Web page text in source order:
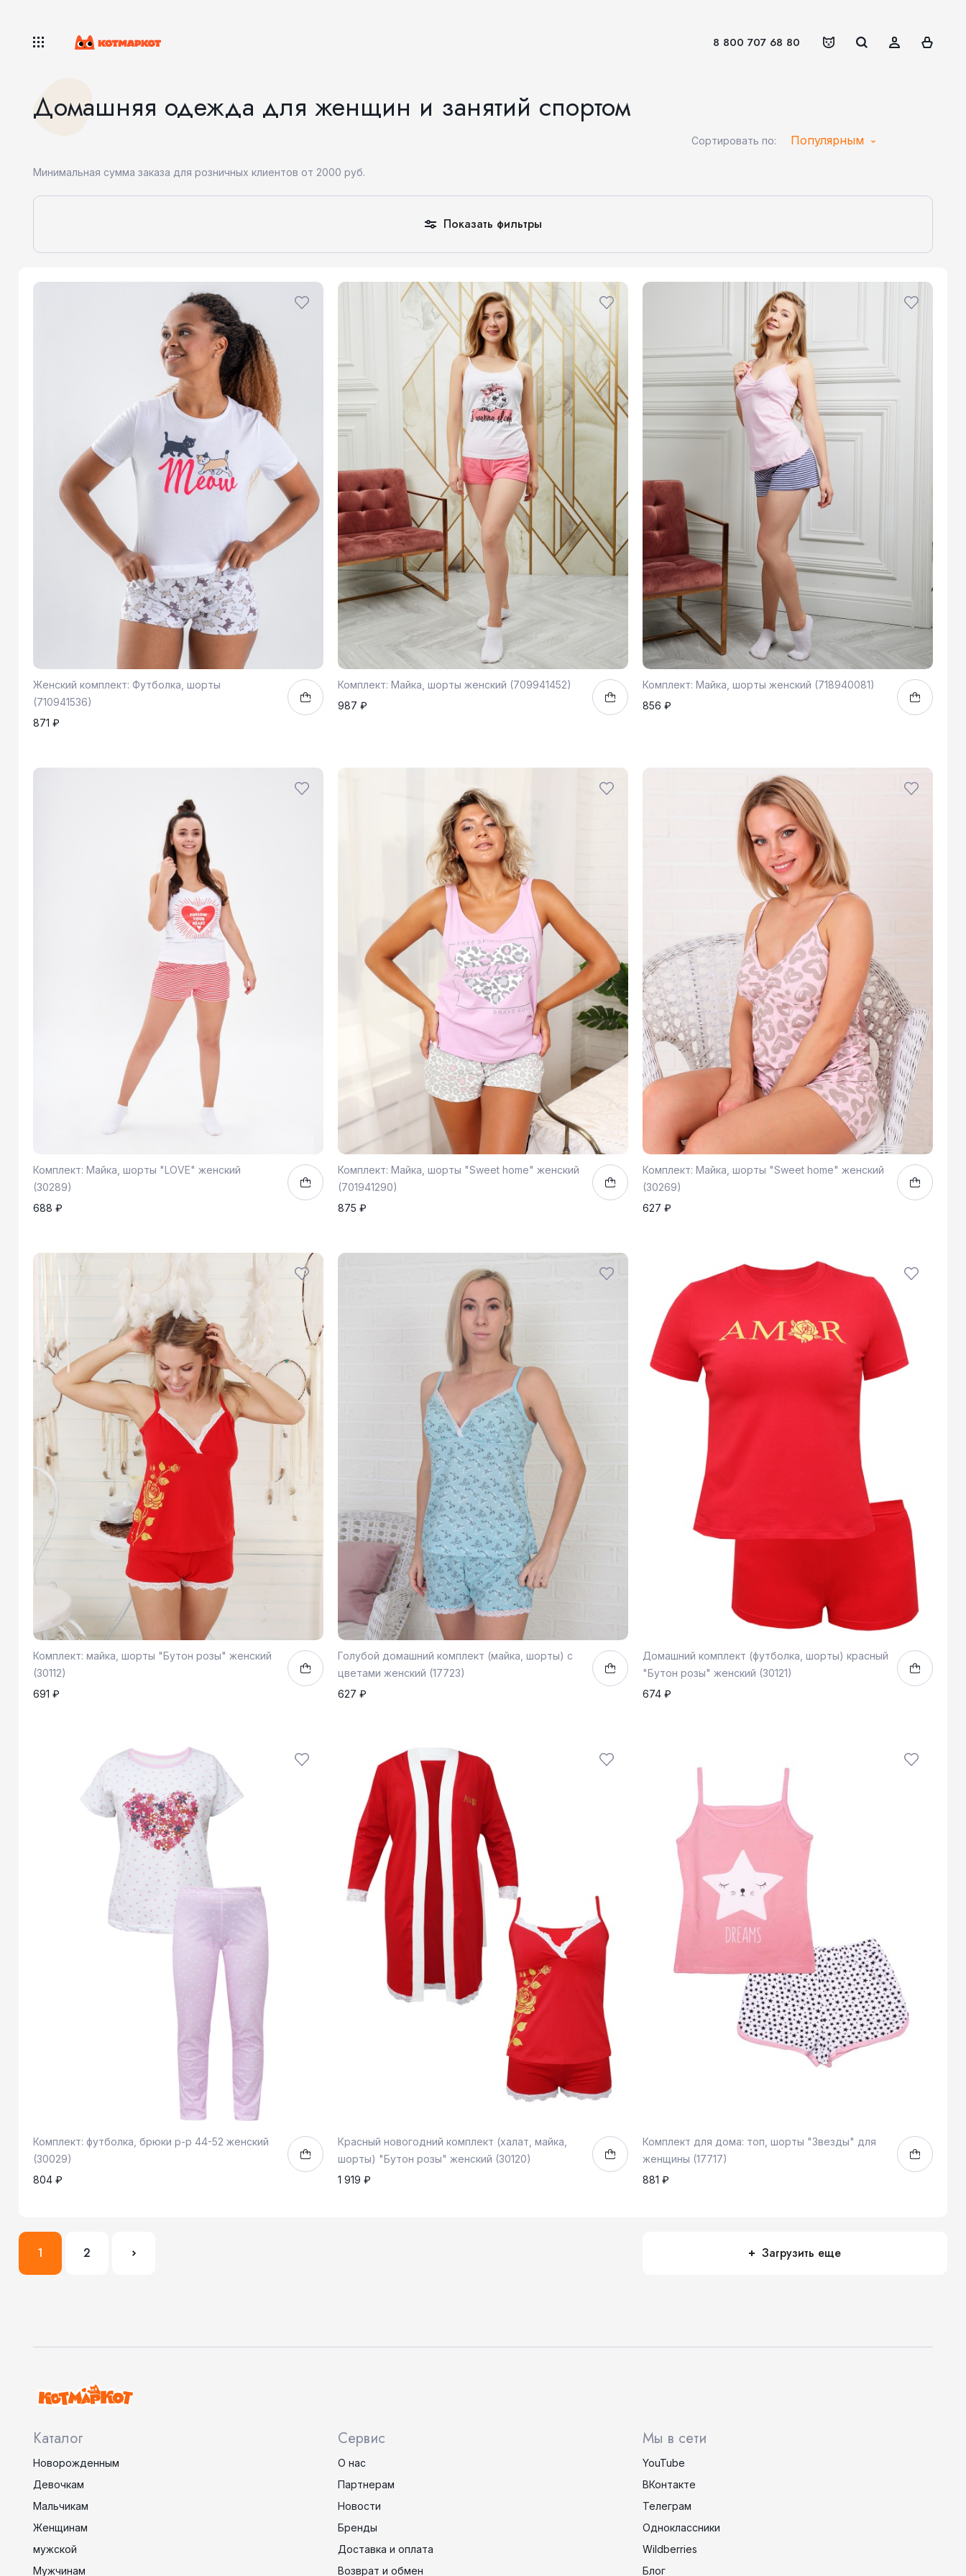
8 800 707 68 80
Домашняя одежда для женщин и занятий спортом
Сортировать по: Популярным
Минимальная сумма заказа для розничных клиентов от 2000 руб.
Показать фильтры
Женский комплект: Футболка, шорты
(710941536)
871 ₽
42
Комплект: Майка, шорты женский (709941452)
987 ₽
Комплект: Майка, шорты женский (718940081)
856 ₽
Комплект: Майка, шорты "LOVE" женский
(30289)
688 ₽
42
Комплект: Майка, шорты "Sweet home" женский
(701941290)
875 ₽
42
Комплект: Майка, шорты "Sweet home" женский
(30269)
627 ₽
46
Комплект: майка, шорты "Бутон розы" женский
(30112)
691 ₽
44
Голубой домашний комплект (майка, шорты) с
цветами женский (17723)
627 ₽
44
Домашний комплект (футболка, шорты) красный
"Бутон розы" женский (30121)
674 ₽
42
Комплект: футболка, брюки р-р 44-52 женский
(30029)
804 ₽
44-52
Красный новогодний комплект (халат, майка,
шорты) "Бутон розы" женский (30120)
1 919 ₽
50
Комплект для дома: топ, шорты "Звезды" для
женщины (17717)
881 ₽
L
1 2 Загрузить еще
Каталог
Новорожденным
Девочкам
Мальчикам
Женщинам
мужской
Мужчинам
Сервис
О нас
Партнерам
Новости
Бренды
Доставка и оплата
Возврат и обмен
Мы в сети
YouTube
ВКонтакте
Телеграм
Одноклассники
Wildberries
Блог